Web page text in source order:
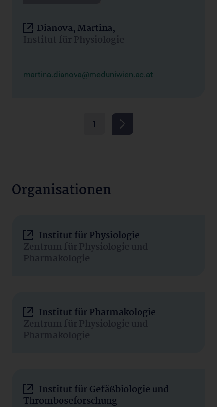
Dianova, Martina,
Institut für Physiologie
martina.dianova@meduniwien.ac.at
1
Organisationen
Institut für Physiologie
Zentrum für Physiologie und
Pharmakologie
Institut für Pharmakologie
Zentrum für Physiologie und
Pharmakologie
Institut für Gefäßbiologie und
Thromboseforschung